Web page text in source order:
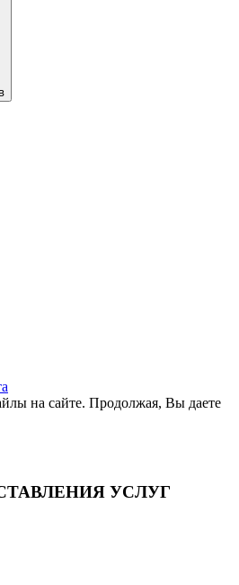
на сайте. Продолжая, Вы даете
УСЛУГ